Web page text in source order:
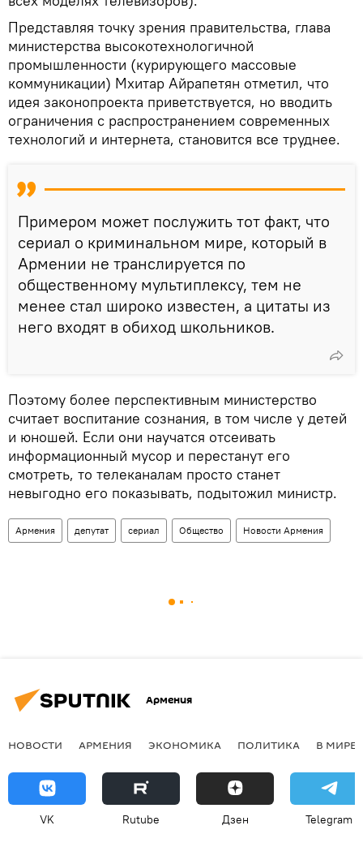
Представляя точку зрения правительства, глава
министерства высокотехнологичной
промышленности (курирующего массовые
коммуникации) Мхитар Айрапетян отметил, что
идея законопроекта приветствуется, но вводить
ограничения с распространением современных
технологий и интернета, становится все труднее.
Примером может послужить тот факт, что
сериал о криминальном мире, который в
Армении не транслируется по
общественному мультиплексу, тем не
менее стал широко известен, а цитаты из
него входят в обиход школьников.
Поэтому более перспективным министерство
считает воспитание сознания, в том числе у детей
и юношей. Если они научатся отсеивать
информационный мусор и перестанут его
смотреть, то телеканалам просто станет
невыгодно его показывать, подытожил министр.
Армения депутат сериал Общество Новости Армения
Армения
НОВОСТИ АРМЕНИЯ ЭКОНОМИКА ПОЛИТИКА В МИРЕ
VK Rutube Дзен Telegram